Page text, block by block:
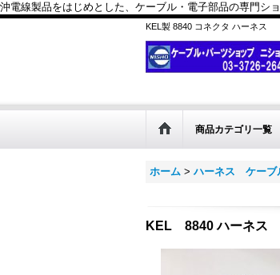
沖電線製品をはじめとした、ケーブル・電子部品の専門シ
KEL製 8840 コネクタ ハーネス
商品カテゴリ一覧
ホーム > ハーネス ケーブ
KEL 8840 ハーネス